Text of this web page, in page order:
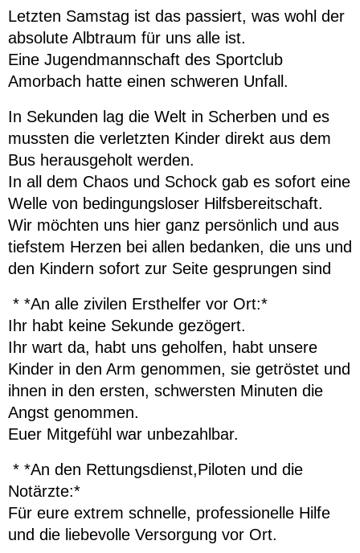
Letzten Samstag ist das passiert, was wohl der
absolute Albtraum für uns alle ist.
Eine Jugendmannschaft des Sportclub
Amorbach hatte einen schweren Unfall.
In Sekunden lag die Welt in Scherben und es
mussten die verletzten Kinder direkt aus dem
Bus herausgeholt werden.
In all dem Chaos und Schock gab es sofort eine
Welle von bedingungsloser Hilfsbereitschaft.
Wir möchten uns hier ganz persönlich und aus
tiefstem Herzen bei allen bedanken, die uns und
den Kindern sofort zur Seite gesprungen sind
* *An alle zivilen Ersthelfer vor Ort:*
Ihr habt keine Sekunde gezögert.
Ihr wart da, habt uns geholfen, habt unsere
Kinder in den Arm genommen, sie getröstet und
ihnen in den ersten, schwersten Minuten die
Angst genommen.
Euer Mitgefühl war unbezahlbar.
* *An den Rettungsdienst,Piloten und die
Notärzte:*
Für eure extrem schnelle, professionelle Hilfe
und die liebevolle Versorgung vor Ort.